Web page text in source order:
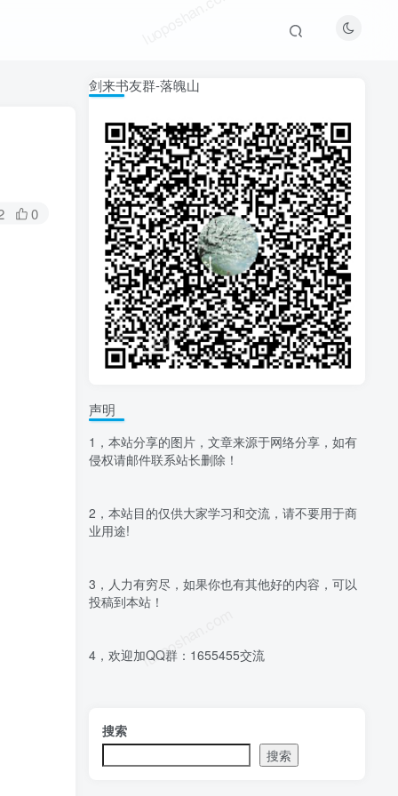
0
luoposhan.com
luoposhan.com
剑来书友群-落魄山
声明
1，本站分享的图片，文章来源于网络分享，如有
侵权请邮件联系站长删除！
2，本站目的仅供大家学习和交流，请不要用于商
业用途!
3，人力有穷尽，如果你也有其他好的内容，可以
投稿到本站！
4，欢迎加QQ群：1655455交流
搜索
搜索